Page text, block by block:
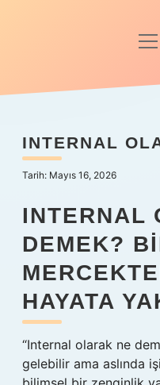
Anasayfa
Yasal Uyarı
INTERNAL
Tarih: Mayıs 16, 2026
INTERNAL
DEMEK?
HAYATA
“Internal olarak ne
gelebilir ama aslında